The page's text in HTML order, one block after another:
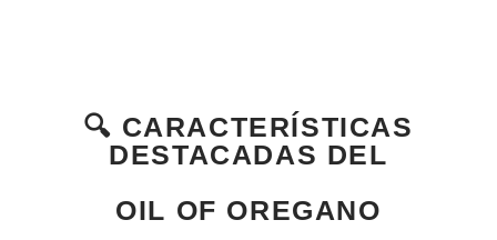
🔍 CARACTERÍSTICAS
DESTACADAS DEL
OIL OF OREGANO